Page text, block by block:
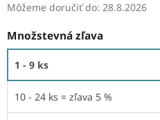
Môžeme doručiť do: 28.8.2026
Množstevná zľava
1 - 9 ks
10 - 24 ks = zľava 5 %